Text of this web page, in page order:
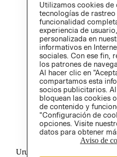
Uruguay ($U)
Utilizamos cookies
tecnologías de
funcionalidad
experiencia de
personalizada en
informativos en
sociales. Con ese fin,
los patrones de
Al hacer clic en
compartamos esta
socios publicitarios. Al
bloquean las cookies
de contenido y
“Configuración de
opciones. Visite
datos para obtener
Aviso de